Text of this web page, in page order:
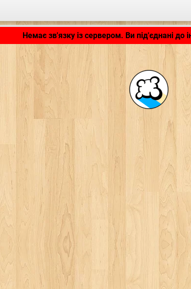
Застосунок завантажується... ...